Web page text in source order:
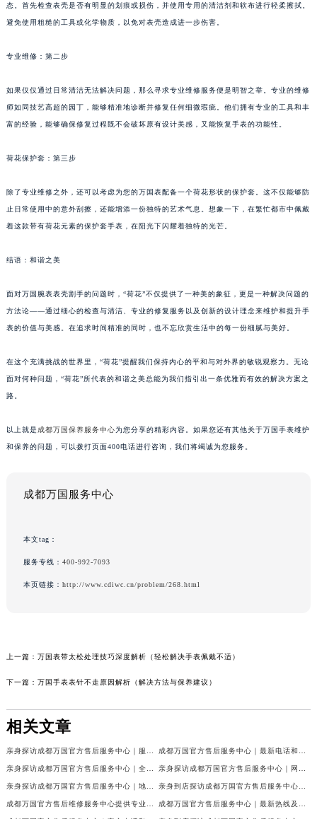
态。首先检查表壳是否有明显的划痕或损伤，并使用专用的清洁剂和软布进行轻柔擦拭。
避免使用粗糙的工具或化学物质，以免对表壳造成进一步伤害。
专业维修：第二步
如果仅仅通过日常清洁无法解决问题，那么寻求专业维修服务便是明智之举。专业的维修
师如同技艺高超的园丁，能够精准地诊断并修复任何细微瑕疵。他们拥有专业的工具和丰
富的经验，能够确保修复过程既不会破坏原有设计美感，又能恢复手表的功能性。
荷花保护套：第三步
除了专业维修之外，还可以考虑为您的万国表配备一个荷花形状的保护套。这不仅能够防
止日常使用中的意外刮擦，还能增添一份独特的艺术气息。想象一下，在繁忙都市中佩戴
着这款带有荷花元素的保护套手表，在阳光下闪耀着独特的光芒。
结语：和谐之美
面对万国腕表表壳割手的问题时，“荷花”不仅提供了一种美的象征，更是一种解决问题的
方法论——通过细心的检查与清洁、专业的修复服务以及创新的设计理念来维护和提升手
表的价值与美感。在追求时间精准的同时，也不忘欣赏生活中的每一份细腻与美好。
在这个充满挑战的世界里，“荷花”提醒我们保持内心的平和与对外界的敏锐观察力。无论
面对何种问题，“荷花”所代表的和谐之美总能为我们指引出一条优雅而有效的解决方案之
路。
以上就是 成都万国保养服务中心为您分享的精彩内容。如果您还有其他关于万国手表维护
和保养的问题，可以拨打页面400电话进行咨询，我们将竭诚为您服务。
成都万国服务中心
本文tag：
服务专线： 400-992-7093
本页链接： http://www.cdiwc.cn/problem/268.html
上一篇： 万国表带太松处理技巧深度解析（轻松解决手表佩戴不适）
下一篇： 万国手表表针不走原因解析（解决方法与保养建议）
相关文章